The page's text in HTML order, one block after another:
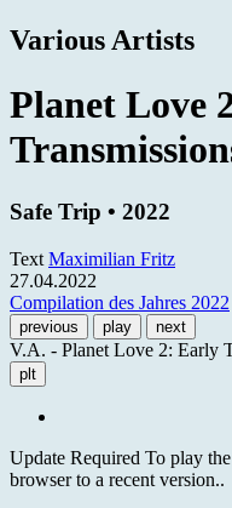
Various Artists
Planet Love
Safe Trip • 2022
Text Maximilian Fritz
27.04.2022
Compilation des Jahres 2022
previous play next
V.A. - Planet Love 2: Early
plt
Update Required To play
browser to a recent version..